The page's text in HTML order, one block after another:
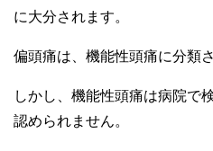
に大分されます。
偏頭痛は、機能性頭痛に分類
しかし、機能性頭痛は病院で
認められません。